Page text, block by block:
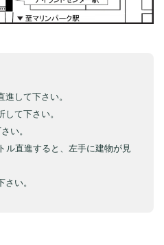
して下さい。
て下さい。
い。
ル直進すると、左手に建物が見
い。